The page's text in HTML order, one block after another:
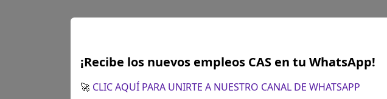
PUNO ESPECIALISTA EN ALMACÉN
¡Recibe los nuevos empleos CAS en tu WhatsApp!
🚀 CLIC AQUÍ PARA UNIRTE A NUESTRO CANAL DE WHATSAPP